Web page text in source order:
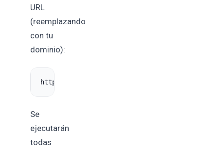
URL
(reemplazando
con tu
dominio):
Se
ejecutarán
todas